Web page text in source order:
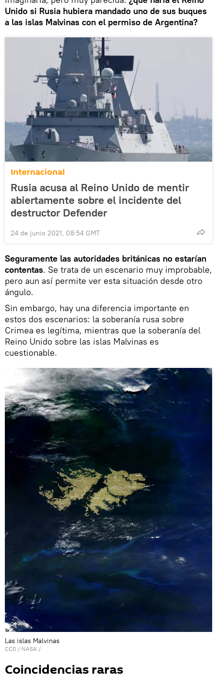
Unido si Rusia hubiera mandado uno de sus buques
a las islas Malvinas con el permiso de Argentina?
Internacional
Rusia acusa al Reino Unido de mentir
abiertamente sobre el incidente del
destructor Defender
24 de junio 2021, 08:54 GMT
Seguramente las autoridades británicas no estarían
contentas. Se trata de un escenario muy improbable,
pero aun así permite ver esta situación desde otro
ángulo.
Sin embargo, hay una diferencia importante en
estos dos escenarios: la soberanía rusa sobre
Crimea es legítima, mientras que la soberanía del
Reino Unido sobre las islas Malvinas es
cuestionable.
Las islas Malvinas
CC0 / NASA /
Coincidencias raras